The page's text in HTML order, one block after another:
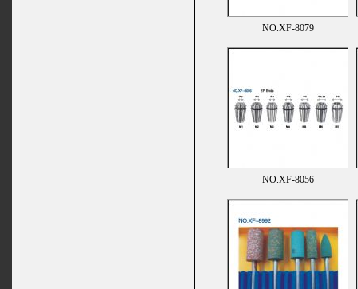
NO.XF-8079
NO.XF-8056